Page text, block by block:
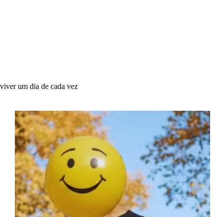
viver um dia de cada vez